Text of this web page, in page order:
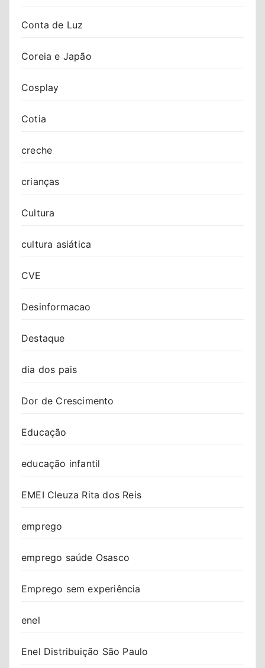
Conta de Luz
Coreia e Japão
Cosplay
Cotia
creche
crianças
Cultura
cultura asiática
CVE
Desinformacao
Destaque
dia dos pais
Dor de Crescimento
Educação
educação infantil
EMEI Cleuza Rita dos Reis
emprego
emprego saúde Osasco
Emprego sem experiência
enel
Enel Distribuição São Paulo